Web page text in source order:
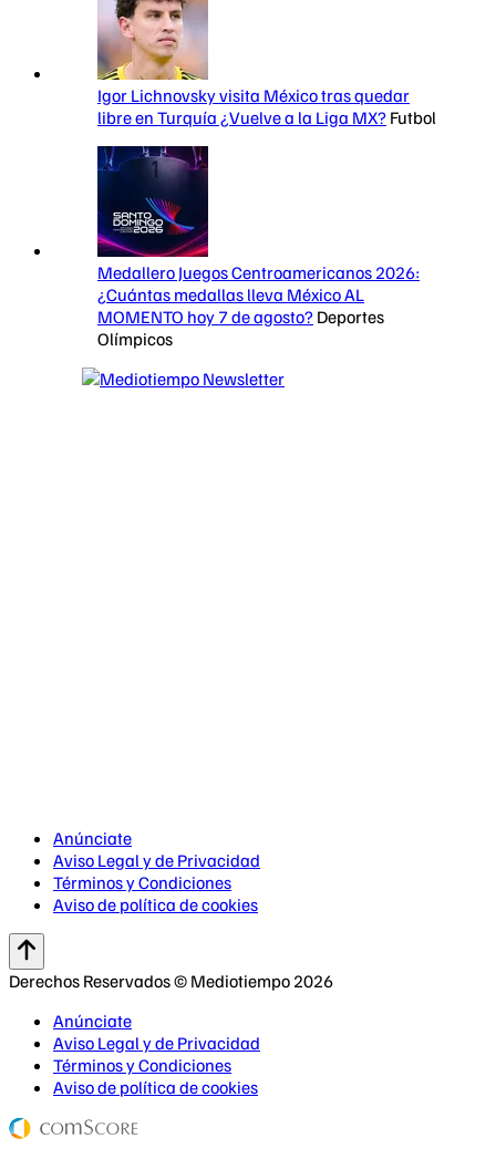
Igor Lichnovsky visita México tras quedar
libre en Turquía ¿Vuelve a la Liga MX? Futbol
Medallero Juegos Centroamericanos 2026:
¿Cuántas medallas lleva México AL
MOMENTO hoy 7 de agosto? Deportes
Olímpicos
Anúnciate
Aviso Legal y de Privacidad
Términos y Condiciones
Aviso de política de cookies
Derechos Reservados © Mediotiempo 2026
Anúnciate
Aviso Legal y de Privacidad
Términos y Condiciones
Aviso de política de cookies